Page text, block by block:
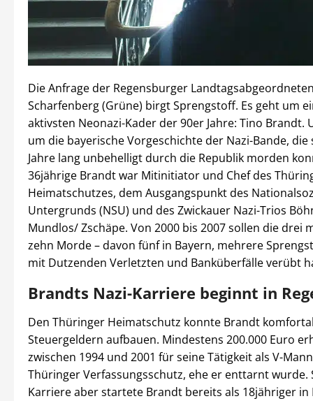
Die Anfrage der Regensburger
Scharfenberg (Grüne) birgt Sprengstoff. Es geht um
aktivsten Neonazi-Kader der 90er Jahre: Tino Brandt.
um die bayerische Vorgeschichte der Nazi-Bande, die
Jahre lang unbehelligt durch die Republik morden
36jährige Brandt war Mitinitiator und Chef des
Heimatschutzes, dem Ausgangspunkt des
Untergrunds (NSU) und des Zwickauer Nazi-Trios
Mundlos/ Zschäpe. Von 2000 bis 2007 sollen die drei
zehn Morde – davon fünf in Bayern, mehrere
mit Dutzenden Verletzten und Banküberfälle verübt
Brandts Nazi-Karriere beginnt in
Den Thüringer Heimatschutz konnte Brandt
Steuergeldern aufbauen. Mindestens 200.000 Euro
zwischen 1994 und 2001 für seine Tätigkeit als V-
Thüringer Verfassungsschutz, ehe er enttarnt wurde.
Karriere aber startete Brandt bereits als 18jähriger in